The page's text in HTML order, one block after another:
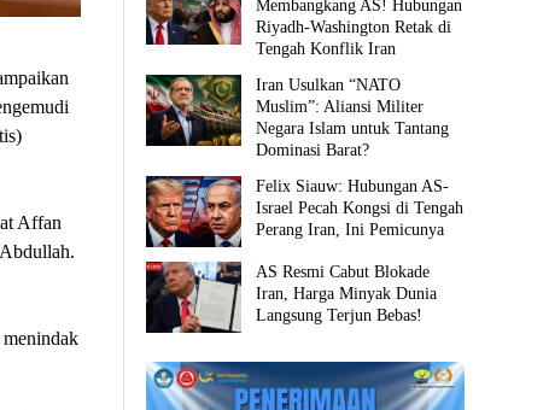
Affan
Membangkang AS! Hubungan
Riyadh-Washington Retak di
Tengah Konflik Iran
Iran Usulkan “NATO
Muslim”: Aliansi Militer
Negara Islam untuk Tantang
Dominasi Barat?
Felix Siauw: Hubungan AS-
Israel Pecah Kongsi di Tengah
Perang Iran, Ini Pemicunya
AS Resmi Cabut Blokade
Iran, Harga Minyak Dunia
Langsung Terjun Bebas!